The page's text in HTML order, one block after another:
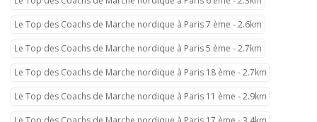
Le Top des Coachs de Marche nordique à Paris 7 ème - 2.6km
Le Top des Coachs de Marche nordique à Paris 5 ème - 2.7km
Le Top des Coachs de Marche nordique à Paris 18 ème - 2.7km
Le Top des Coachs de Marche nordique à Paris 11 ème - 2.9km